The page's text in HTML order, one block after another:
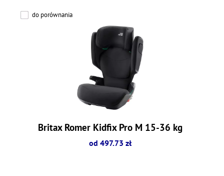
do porównania
Britax Romer Kidfix Pro M 15-36 kg
od 497.73 zł